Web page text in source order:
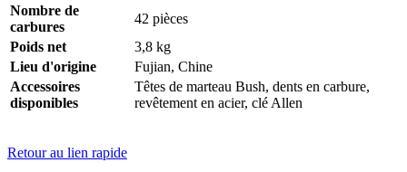
Nombre de
carbures
42 pièces
Poids net
3,8 kg
Lieu d'origine
Fujian, Chine
Accessoires
disponibles
Têtes de marteau Bush, dents en carbure,
revêtement en acier, clé Allen
Retour au lien rapide